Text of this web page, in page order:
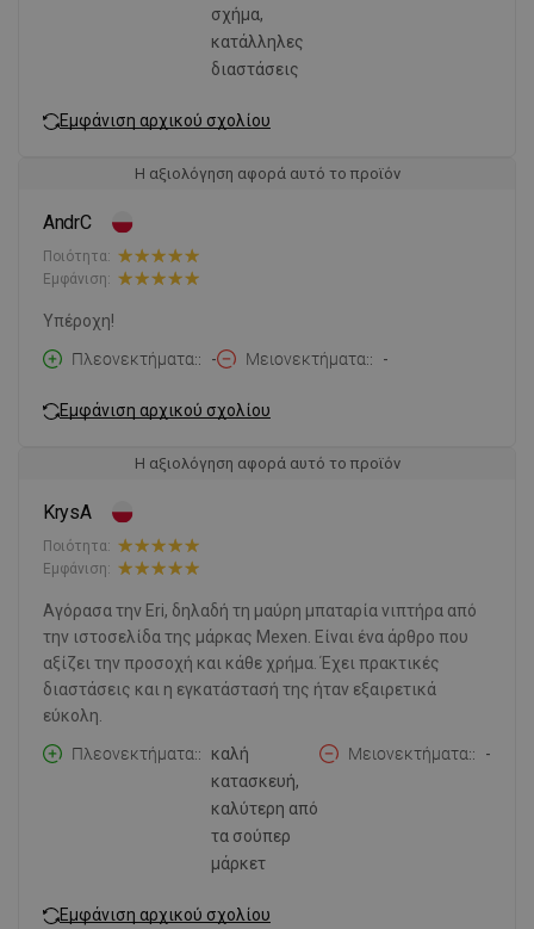
σχήμα,
κατάλληλες
διαστάσεις
Εμφάνιση αρχικού σχολίου
Η αξιολόγηση αφορά αυτό το προϊόν
AndrC
Ποιότητα:
Εμφάνιση:
Υπέροχη!
Πλεονεκτήματα:
- Μειονεκτήματα: -
Εμφάνιση αρχικού σχολίου
Η αξιολόγηση αφορά αυτό το προϊόν
KrysA
Ποιότητα:
Εμφάνιση:
Αγόρασα την Eri, δηλαδή τη μαύρη μπαταρία νιπτήρα από
την ιστοσελίδα της μάρκας Mexen. Είναι ένα άρθρο που
αξίζει την προσοχή και κάθε χρήμα. Έχει πρακτικές
διαστάσεις και η εγκατάστασή της ήταν εξαιρετικά
εύκολη.
Πλεονεκτήματα:
καλή
κατασκευή,
καλύτερη από
τα σούπερ
μάρκετ
Μειονεκτήματα: -
Εμφάνιση αρχικού σχολίου